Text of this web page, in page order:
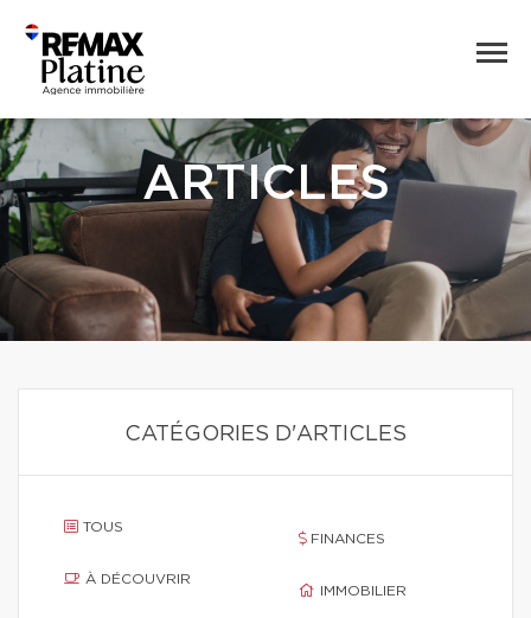
ARTICLES
CATÉGORIES D'ARTICLES
TOUS
À DÉCOUVRIR
FINANCES
IMMOBILIER